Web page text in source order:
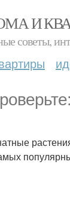
И
советы,